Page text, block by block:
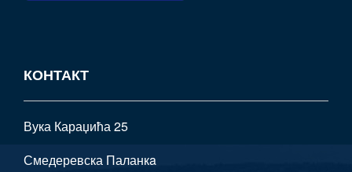
КОНТАКТ
Вука Караџића 25
Смедеревска Паланкa